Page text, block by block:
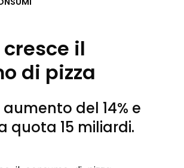
il
di pizza
del 14% e
quota 15 miliardi.